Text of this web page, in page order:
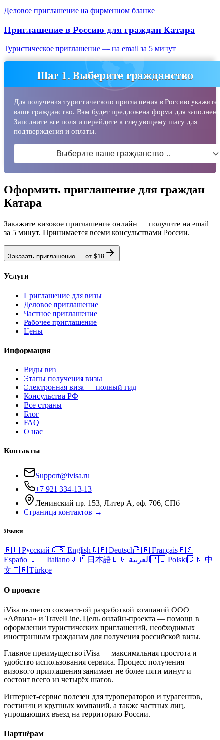
Деловое приглашение на фирменном бланке
Приглашение в Россию для граждан Катара
Туристическое приглашение — на email за 5 минут
Шаг 1. Выберите гражданство
Для получения туристического приглашения в Россию укажите
ваше гражданство. Вам будет предложена форма для
Заполните все поля и перейдите к следующему шагу для
подтверждения и оплаты.
Выберите ваше гражданство…
Оформить приглашение для граждан
Катара
Закажите визовое приглашение онлайн — получите на email
за 5 минут. Принимается всеми консульствами России.
Заказать приглашение — от $19
Услуги
Приглашение для визы
Деловое приглашение
Частное приглашение
Рабочее приглашение
Цены
Информация
Виды виз
Этапы получения визы
Электронная виза — полный гид
Консульства РФ
Все страны
Блог
FAQ
О нас
Контакты
Support@ivisa.ru
+7 921 334-13-13
Ленинский пр. 153, Литер А, оф. 706, СПб
Страница контактов →
Языки
🇷🇺 Русский🇬🇧 English🇩🇪 Deutsch🇫🇷 Français🇪🇸
Español🇮🇹 Italiano🇯🇵 日本語🇪🇬 العربية 🇵🇱 Polski🇨🇳 中
文🇹🇷 Türkçe
О проекте
iVisa является совместной разработкой компаний ООО
«Айвиза» и TravelLine. Цель онлайн-проекта — помощь в
оформлении туристических приглашений, необходимых
иностранным гражданам для получения российской визы.
Главное преимущество iVisa — максимальная простота и
удобство использования сервиса. Процесс получения
визового приглашения занимает не более пяти минут и
состоит всего из четырёх шагов.
Интернет-сервис полезен для туроператоров и турагентов,
гостиниц и крупных компаний, а также частных лиц,
упрощающих въезд на территорию России.
Партнёрам